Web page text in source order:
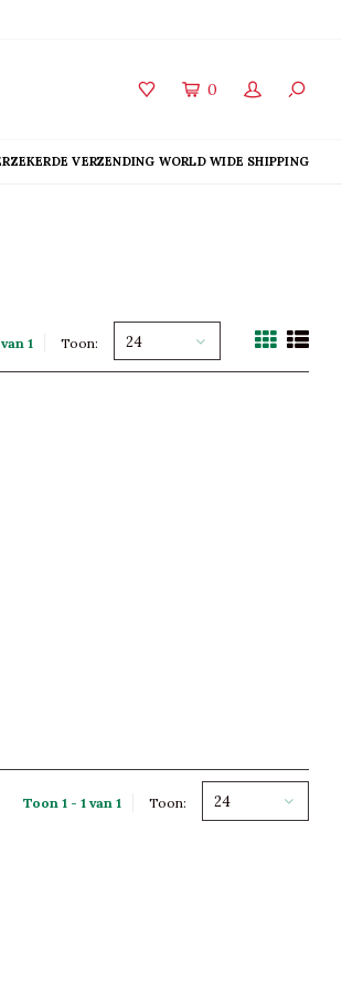
0
VERZENDING WORLD WIDE SHIPPING
1 Toon: 24
Toon 1 - 1 van 1 Toon: 24